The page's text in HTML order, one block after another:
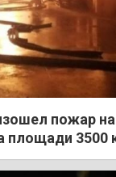
пожар
площади 3500